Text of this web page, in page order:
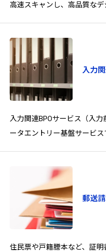
高速スキャンし、高品質なデ
入力
入力関連BPOサービス（入
ータエントリー基盤サービ
郵送
住民票や戸籍謄本など、証